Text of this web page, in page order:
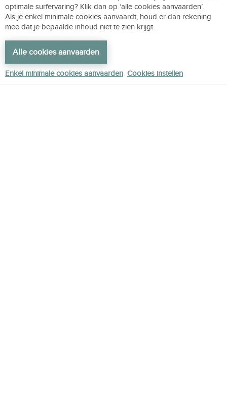
optimale surfervaring? Klik dan op ‘alle cookies aanvaarden’.
Als je enkel minimale cookies aanvaardt, houd er dan rekening
mee dat je bepaalde inhoud niet te zien krijgt.
Alle cookies aanvaarden
Enkel minimale cookies aanvaarden Cookies instellen